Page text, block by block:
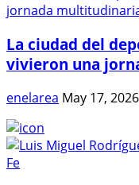
La ciudad del
vivieron una
enelarea May 17, 2026